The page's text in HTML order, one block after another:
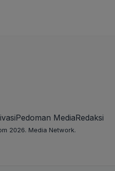
Pedoman MediaRedaksi
2026. Media Network.